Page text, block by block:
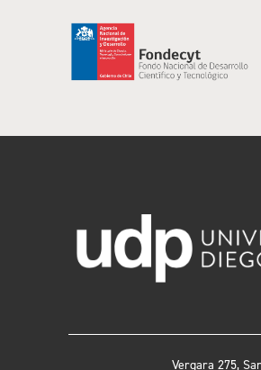
Vergara 275,